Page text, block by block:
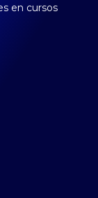
en cursos